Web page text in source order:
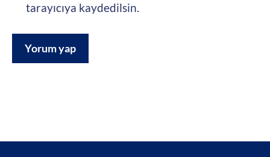
tarayıcıya kaydedilsin.